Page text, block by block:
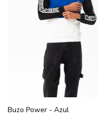
Buzo Power - Azul